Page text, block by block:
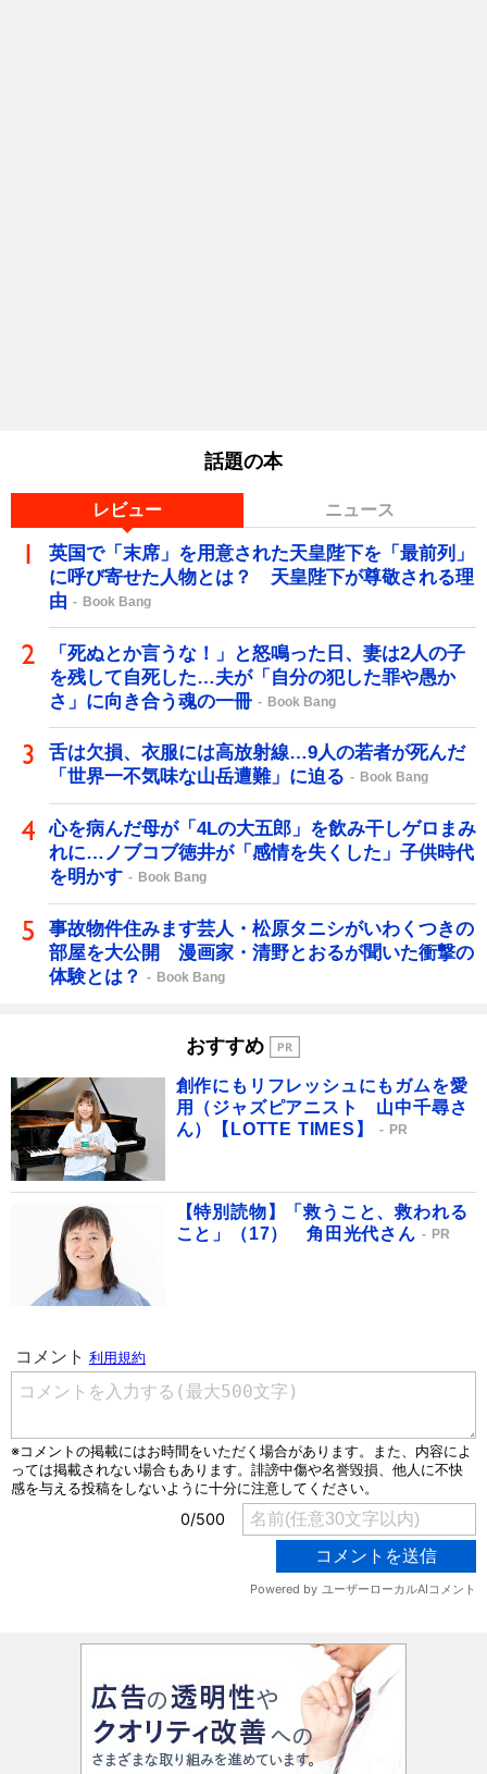
話題の本
レビュー ニュース
英国で「末席」を用意された天皇陛下を「最前列」
に呼び寄せた人物とは？ 天皇陛下が尊敬される理
由
Book Bang
「死ぬとか言うな！」と怒鳴った日、妻は2人の子
を残して自死した…夫が「自分の犯した罪や愚か
さ」に向き合う魂の一冊
Book Bang
舌は欠損、衣服には高放射線…9人の若者が死んだ
「世界一不気味な山岳遭難」に迫る
Book Bang
心を病んだ母が「4Lの大五郎」を飲み干しゲロまみ
れに…ノブコブ徳井が「感情を失くした」子供時代
を明かす
Book Bang
事故物件住みます芸人・松原タニシがいわくつきの
部屋を大公開 漫画家・清野とおるが聞いた衝撃の
体験とは？
Book Bang
おすすめ
創作にもリフレッシュにもガムを愛
用（ジャズピアニスト 山中千尋さ
ん）【LOTTE TIMES】
PR
【特別読物】「救うこと、救われる
こと」（17） 角田光代さん
PR